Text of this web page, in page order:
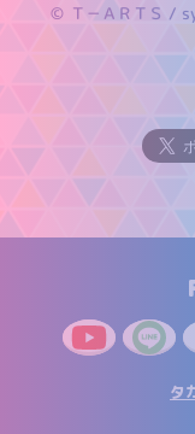
© Ｔ－ＡＲＴＳ /
タ